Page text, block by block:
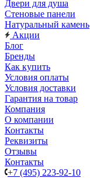
Двери для душа
Стеновые панели
Натуральный камень
Акции
Блог
Бренды
Как купить
Условия оплаты
Условия доставки
Гарантия на товар
Компания
О компании
Контакты
Реквизиты
Отзывы
Контакты
+7 (495) 223-92-10